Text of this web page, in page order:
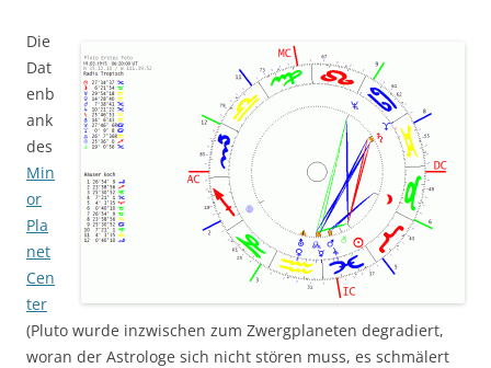
Die
Dat
enb
ank
des
Min
or
Pla
net
Cen
ter
(Pluto wurde inzwischen zum Zwergplaneten degradiert,
woran der Astrologe sich nicht stören muss, es schmälert